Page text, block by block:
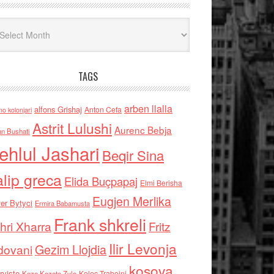
TAGS
kolonjari alfons Grishaj Anton Cefa arben llalla
Bushati Astrit Lulushi Aurenc Bebja
Jashari Beqir Sina
grecaElida Buçpapaj Elmi Berisha
Bytyci Ermira Babamusta Eugjen Merlika
Xharra Frank shkreli Fritz
Gezim Llojdia Ilir Levonja